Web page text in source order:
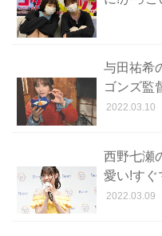
与田祐希
ゴンズ監
2022.03.10
西野七瀬
愛い!すぐ
2022.03.09